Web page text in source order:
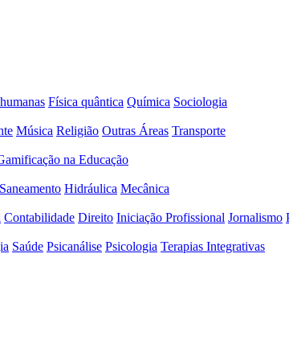
Física quântica Química Sociologia
Música Religião Outras Áreas Transporte
na Educação
Saneamento Hidráulica Mecânica
Contabilidade Direito Iniciação Profissional Jornalismo
Saúde Psicanálise Psicologia Terapias Integrativas